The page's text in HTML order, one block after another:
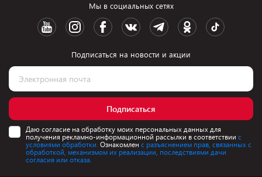
Мы в социальных сетях
Подписаться на новости и акции
Подписаться
Даю согласие на обработку моих персональных данных для
получения рекламно-информационной рассылки в соответствии с
условиями обработки. Ознакомлен с разъяснением прав, связанных с
обработкой, механизмом их реализации, последствиями дачи
согласия или отказа.